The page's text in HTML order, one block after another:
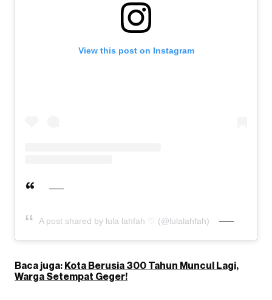
View this post on Instagram
A post shared by lula lahfah ♡ (@lulalahfah)
Baca juga: Kota Berusia 300 Tahun Muncul Lagi,
Warga Setempat Geger!